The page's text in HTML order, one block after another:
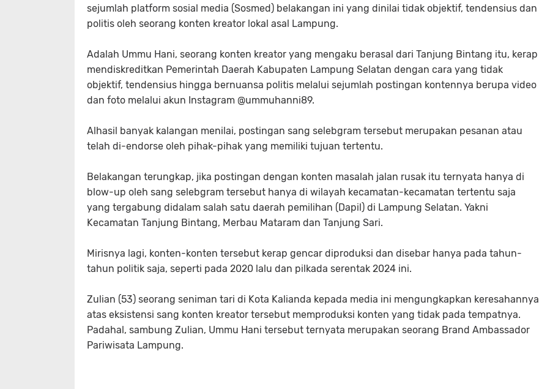
sejumlah platform sosial media (Sosmed) belakangan ini yang dinilai tidak objektif, tendensius dan
politis oleh seorang konten kreator lokal asal Lampung.
Adalah Ummu Hani, seorang konten kreator yang mengaku berasal dari Tanjung Bintang itu, kerap
mendiskreditkan Pemerintah Daerah Kabupaten Lampung Selatan dengan cara yang tidak
objektif, tendensius hingga bernuansa politis melalui sejumlah postingan kontennya berupa video
dan foto melalui akun Instagram @ummuhanni89.
Alhasil banyak kalangan menilai, postingan sang selebgram tersebut merupakan pesanan atau
telah di-endorse oleh pihak-pihak yang memiliki tujuan tertentu.
Belakangan terungkap, jika postingan dengan konten masalah jalan rusak itu ternyata hanya di
blow-up oleh sang selebgram tersebut hanya di wilayah kecamatan-kecamatan tertentu saja
yang tergabung didalam salah satu daerah pemilihan (Dapil) di Lampung Selatan. Yakni
Kecamatan Tanjung Bintang, Merbau Mataram dan Tanjung Sari.
Mirisnya lagi, konten-konten tersebut kerap gencar diproduksi dan disebar hanya pada tahun-
tahun politik saja, seperti pada 2020 lalu dan pilkada serentak 2024 ini.
Zulian (53) seorang seniman tari di Kota Kalianda kepada media ini mengungkapkan keresahannya
atas eksistensi sang konten kreator tersebut memproduksi konten yang tidak pada tempatnya.
Padahal, sambung Zulian, Ummu Hani tersebut ternyata merupakan seorang Brand Ambassador
Pariwisata Lampung.